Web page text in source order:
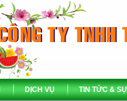
DỊCH VỤ TIN TỨC &